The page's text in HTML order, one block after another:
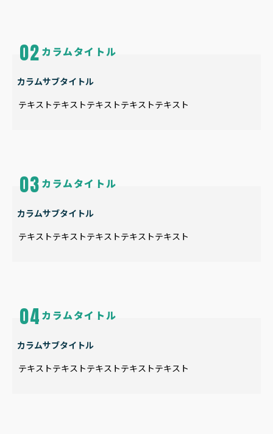
カラムタイトル
カラムサブタイトル
テキストテキストテキストテキストテキスト
カラムタイトル
カラムサブタイトル
テキストテキストテキストテキストテキスト
カラムタイトル
カラムサブタイトル
テキストテキストテキストテキストテキスト